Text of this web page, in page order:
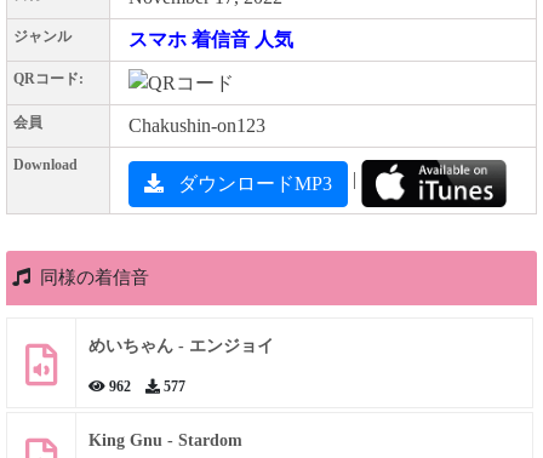
ジャンル スマホ 着信音 人気
QRコード:
会員 Chakushin-on123
Download
ダウンロードMP3 |
同様の着信音
めいちゃん - エンジョイ
962 577
King Gnu - Stardom